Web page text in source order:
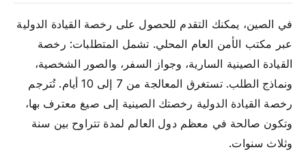
في الصين، يمكنك التقدم للحصول على رخصة القيادة الدولية
عبر مكتب الأمن العام المحلي. تشمل المتطلبات: رخصة
القيادة الصينية السارية، وجواز السفر، والصور الشخصية،
ونماذج الطلب. تستغرق المعالجة من 7 إلى 10 أيام. تُترجم
رخصة القيادة الدولية رخصتك الصينية إلى صيغ معترف بها،
وتكون صالحة في معظم دول العالم لمدة تتراوح بين سنة
وثلاث سنوات.